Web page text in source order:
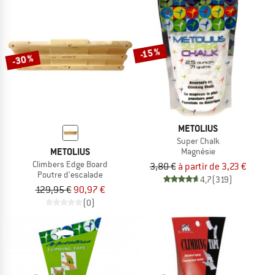
-30 %
METOLIUS
Climbers Edge Board
Poutre d'escalade
129,95 € 90,97 €
(0)
-15 %
METOLIUS
Super Chalk
Magnésie
3,80 € à partir de 3,23 €
4,7(319)